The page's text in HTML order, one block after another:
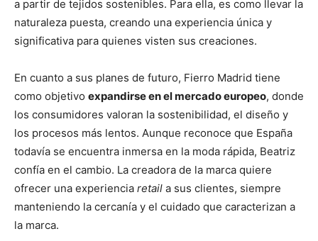
a partir de tejidos sostenibles. Para ella, es como llevar la
naturaleza puesta, creando una experiencia única y
significativa para quienes visten sus creaciones.
En cuanto a sus planes de futuro, Fierro Madrid tiene
como objetivo expandirse en el mercado europeo, donde
los consumidores valoran la sostenibilidad, el diseño y
los procesos más lentos. Aunque reconoce que España
todavía se encuentra inmersa en la moda rápida, Beatriz
confía en el cambio. La creadora de la marca quiere
ofrecer una experiencia retail a sus clientes, siempre
manteniendo la cercanía y el cuidado que caracterizan a
la marca.